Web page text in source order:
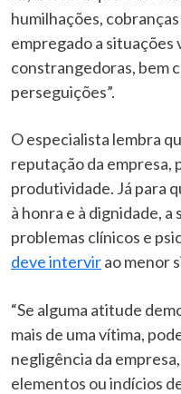
humilhações,
empregado a situações
constrangedoras, bem
perseguições”.
O especialista lembra
reputação da empresa,
produtividade. Já para
à honra e à dignidade,
problemas clínicos e
deve intervirao menor
“Se alguma atitude
mais de uma vítima,
negligência da
elementos ou indícios